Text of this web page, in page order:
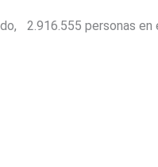
2.916.555 personas